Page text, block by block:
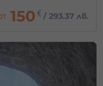
150 € / 293.37 лв.